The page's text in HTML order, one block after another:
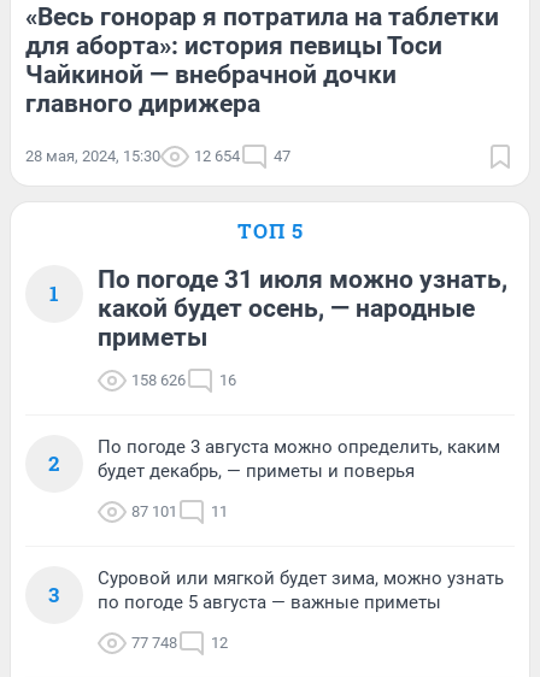
«Весь гонорар я потратила на таблетки
для аборта»: история певицы Тоси
Чайкиной — внебрачной дочки
главного дирижера
28 мая, 2024, 15:30 12 654 47
ТОП 5
1
По погоде 31 июля можно узнать,
какой будет осень, — народные
приметы
158 626 16
2
По погоде 3 августа можно определить, каким
будет декабрь, — приметы и поверья
87 101 11
3
Суровой или мягкой будет зима, можно узнать
по погоде 5 августа — важные приметы
77 748 12